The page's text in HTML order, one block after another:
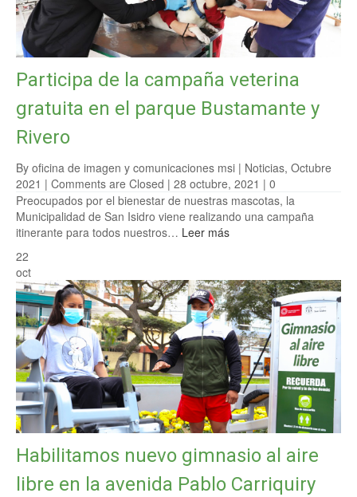
Participa de la campaña veterina
gratuita en el parque Bustamante y
Rivero
By oficina de imagen y comunicaciones msi | Noticias, Octubre
2021 | Comments are Closed | 28 octubre, 2021 | 0
Preocupados por el bienestar de nuestras mascotas, la
Municipalidad de San Isidro viene realizando una campaña
itinerante para todos nuestros… Leer más
22
oct
Habilitamos nuevo gimnasio al aire
libre en la avenida Pablo Carriquiry